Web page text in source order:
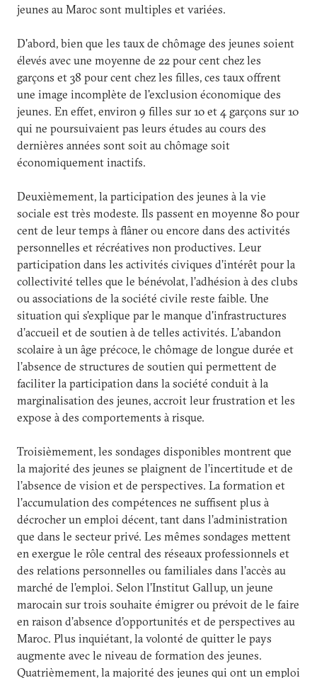
jeunes au Maroc sont multiples et variées.
D'abord, bien que les taux de chômage des jeunes soient
élevés avec une moyenne de 22 pour cent chez les
garçons et 38 pour cent chez les filles, ces taux offrent
une image incomplète de l'exclusion économique des
jeunes. En effet, environ 9 filles sur 10 et 4 garçons sur 10
qui ne poursuivaient pas leurs études au cours des
dernières années sont soit au chômage soit
économiquement inactifs.
Deuxièmement, la participation des jeunes à la vie
sociale est très modeste. Ils passent en moyenne 80 pour
cent de leur temps à flâner ou encore dans des activités
personnelles et récréatives non productives. Leur
participation dans les activités civiques d’intérêt pour la
collectivité telles que le bénévolat, l’adhésion à des clubs
ou associations de la société civile reste faible. Une
situation qui s’explique par le manque d'infrastructures
d’accueil et de soutien à de telles activités. L’abandon
scolaire à un âge précoce, le chômage de longue durée et
l’absence de structures de soutien qui permettent de
faciliter la participation dans la société conduit à la
marginalisation des jeunes, accroit leur frustration et les
expose à des comportements à risque.
Troisièmement, les sondages disponibles montrent que
la majorité des jeunes se plaignent de l’incertitude et de
l’absence de vision et de perspectives. La formation et
l’accumulation des compétences ne suffisent plus à
décrocher un emploi décent, tant dans l’administration
que dans le secteur privé. Les mêmes sondages mettent
en exergue le rôle central des réseaux professionnels et
des relations personnelles ou familiales dans l’accès au
marché de l’emploi. Selon l’Institut Gallup, un jeune
marocain sur trois souhaite émigrer ou prévoit de le faire
en raison d’absence d’opportunités et de perspectives au
Maroc. Plus inquiétant, la volonté de quitter le pays
augmente avec le niveau de formation des jeunes.
Quatrièmement, la majorité des jeunes qui ont un emploi